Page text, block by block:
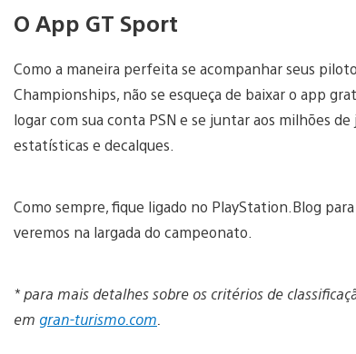
O App GT Sport
Como a maneira perfeita se acompanhar seus
Championships, não se esqueça de baixar o app
logar com sua conta PSN e se juntar aos milhões
estatísticas e decalques.
Como sempre, fique ligado no PlayStation.Blog
veremos na largada do campeonato.
* para mais detalhes sobre os critérios de
em gran-turismo.com.